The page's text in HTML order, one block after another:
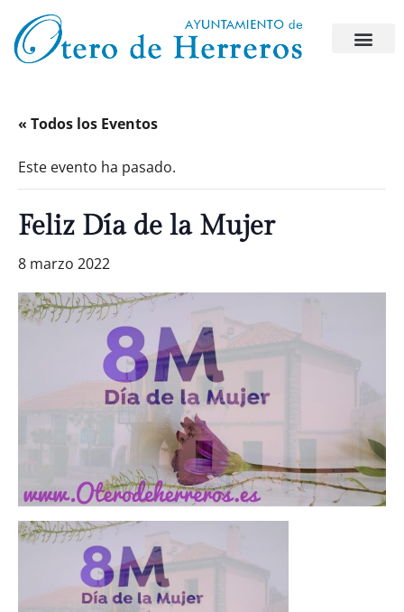
« Todos los Eventos
Este evento ha pasado.
Feliz Día de la Mujer
8 marzo 2022